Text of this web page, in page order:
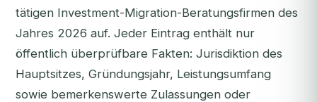
tätigen Investment-Migration-Beratungsfirmen des
Jahres 2026 auf. Jeder Eintrag enthält nur
öffentlich überprüfbare Fakten: Jurisdiktion des
Hauptsitzes, Gründungsjahr, Leistungsumfang
sowie bemerkenswerte Zulassungen oder